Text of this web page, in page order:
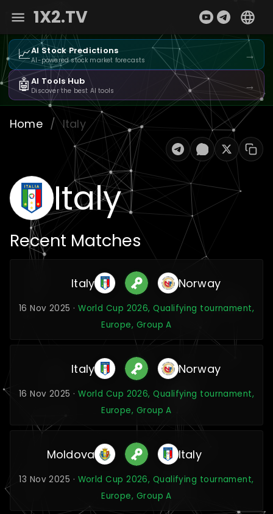
1X2.TV
📈AI Stock Predictions
AI-powered stock market forecasts →
🤖AI Tools Hub
Discover the best AI tools →
Home / Italy
Italy
Recent Matches
Italy Norway
16 Nov 2025 ·World Cup 2026, Qualifying tournament,
Europe, Group A
Italy Norway
16 Nov 2025 ·World Cup 2026, Qualifying tournament,
Europe, Group A
Moldova Italy
13 Nov 2025 · World Cup 2026, Qualifying tournament,
Europe, Group A